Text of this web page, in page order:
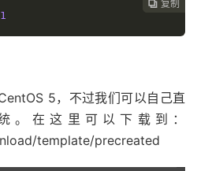
 复制
 复制
 复制
5，不过我们可以自己直
。在这里可以下载到：
template/precreated